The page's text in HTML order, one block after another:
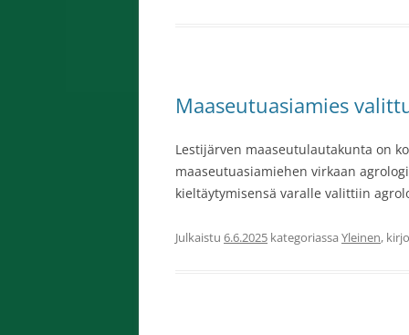
Maaseutuasiamies
Lestijärven maaseutulautakunta on
maaseutuasiamiehen virkaan
kieltäytymisensä varalle valittiin
Julkaistu 6.6.2025 kategoriassa Yleinen,